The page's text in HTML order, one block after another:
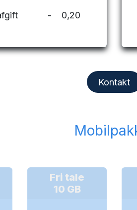
afgift - 0,20
Kontakt
Fri tale
10 GB